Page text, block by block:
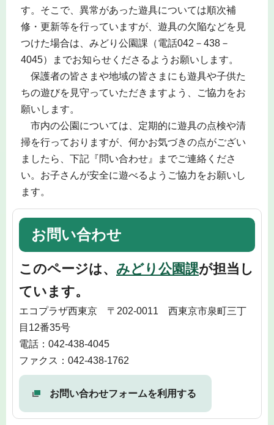
す。そこで、異常があった遊具については順次補
修・更新等を行っていますが、遊具の欠陥などを見
つけた場合は、みどり公園課（電話042－438－
4045）までお知らせくださるようお願いします。
保護者の皆さまや地域の皆さまにも遊具や子供た
ちの遊びを見守っていただきますよう、ご協力をお
願いします。
市内の公園については、定期的に遊具の点検や清
掃を行っておりますが、何かお気づきの点がござい
ましたら、下記『問い合わせ』までご連絡くださ
い。お子さんが安全に遊べるようご協力をお願いし
ます。
お問い合わせ
このページは、 みどり公園課が担当し
ています。
エコプラザ西東京 〒202-0011 西東京市泉町三丁
目12番35号
電話：042-438-4045
ファクス：042-438-1762
お問い合わせフォームを利用する